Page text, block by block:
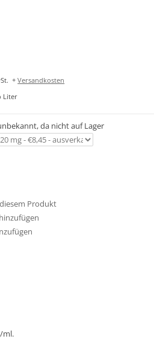
+Versandkosten
Liter
da nicht auf Lager
Produkt
ml.